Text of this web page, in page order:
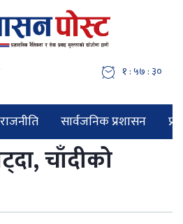
१ : ५७ : ३१
राजनीति सार्वजनिक प्रशासन
चाँदीको